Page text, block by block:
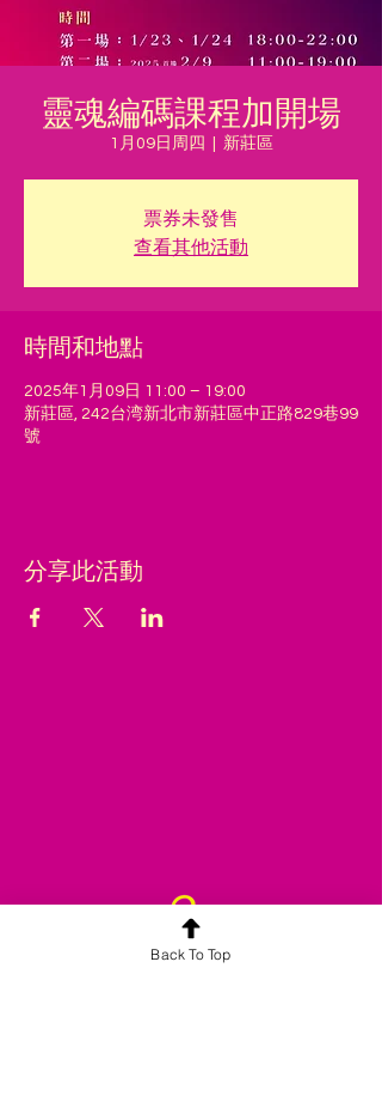
靈魂編碼課程加開場
1月09日周四 新莊區
票券未發售
查看其他活動
時間和地點
2025年1月09日 11:00 – 19:00
新莊區, 242台湾新北市新莊區中正路829巷99
號
分享此活動
Back To Top